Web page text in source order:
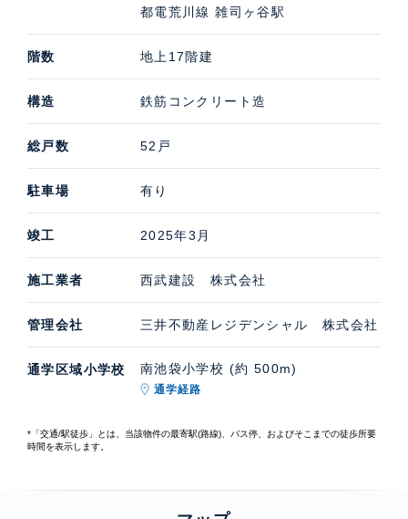
都電荒川線 雑司ヶ谷駅
階数 地上17階建
構造 鉄筋コンクリート造
総戸数 52戸
駐車場 有り
竣工 2025年3月
施工業者 西武建設 株式会社
管理会社 三井不動産レジデンシャル 株式会社
通学区域小学校 南池袋小学校 (約 500m)
通学経路
*「交通/駅徒歩」とは、当該物件の最寄駅(路線)、バス停、およびそこまでの徒歩所要
時間を表示します。